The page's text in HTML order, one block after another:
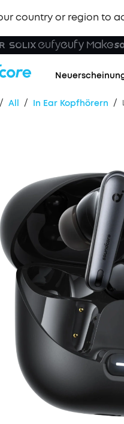
country or region to
/ All / In Ear Kopfhörern /